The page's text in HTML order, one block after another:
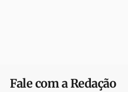
Fale com a Redação